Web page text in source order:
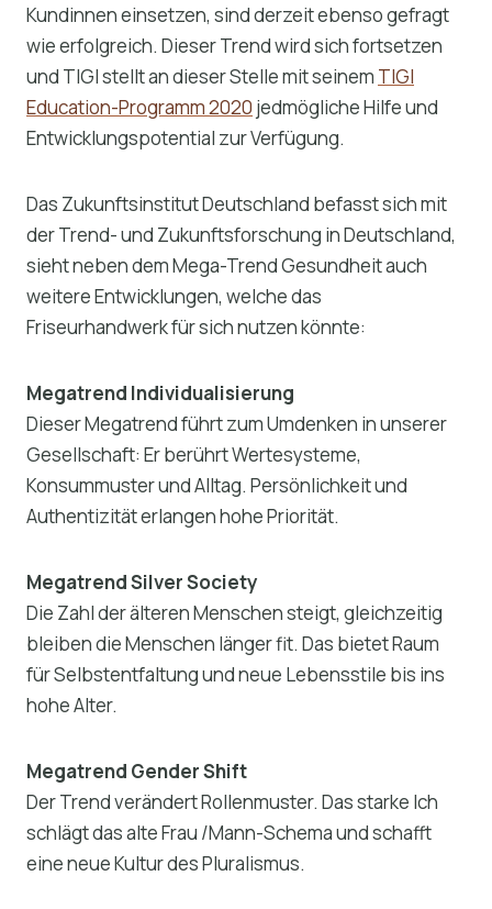
Kundinnen einsetzen, sind derzeit ebenso gefragt
wie erfolgreich. Dieser Trend wird sich fortsetzen
und TIGI stellt an dieser Stelle mit seinem TIGI
Education-Programm 2020 jedmögliche Hilfe und
Entwicklungspotential zur Verfügung.
Das Zukunftsinstitut Deutschland befasst sich mit
der Trend- und Zukunftsforschung in Deutschland,
sieht neben dem Mega-Trend Gesundheit auch
weitere Entwicklungen, welche das
Friseurhandwerk für sich nutzen könnte:
Megatrend Individualisierung
Dieser Megatrend führt zum Umdenken in unserer
Gesellschaft: Er berührt Wertesysteme,
Konsummuster und Alltag. Persönlichkeit und
Authentizität erlangen hohe Priorität.
Megatrend Silver Society
Die Zahl der älteren Menschen steigt, gleichzeitig
bleiben die Menschen länger fit. Das bietet Raum
für Selbstentfaltung und neue Lebensstile bis ins
hohe Alter.
Megatrend Gender Shift
Der Trend verändert Rollenmuster. Das starke Ich
schlägt das alte Frau /Mann-Schema und schafft
eine neue Kultur des Pluralismus.